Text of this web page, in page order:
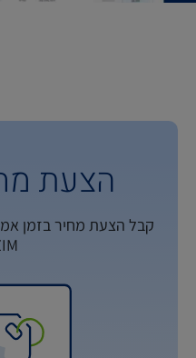
הצעת
קבל הצעת מחיר בזמן